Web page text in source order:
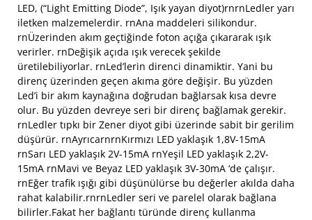
LED, (“Light Emitting Diode”, Işık yayan diyot)rnrnLedler yarı
iletken malzemelerdir. rnAna maddeleri silikondur.
rnÜzerinden akım geçtiğinde foton açığa çıkararak ışık
verirler. rnDeğişik açıda ışık verecek şekilde
üretilebiliyorlar. rnLed’lerin direnci dinamiktir. Yani bu
direnç üzerinden geçen akıma göre değişir. Bu yüzden
Led’i bir akım kaynağına doğrudan bağlarsak kısa devre
olur. Bu yüzden devreye seri bir direnç bağlamak gerekir.
rnLedler tıpkı bir Zener diyot gibi üzerinde sabit bir gerilim
düşürür. rnAyrıcarnrnKırmızı LED yaklaşık 1,8V-15mA
rnSarı LED yaklaşık 2V-15mA rnYeşil LED yaklaşık 2,2V-
15mA rnMavi ve Beyaz LED yaklaşık 3V-30mA ‘de çalışır.
rnEğer trafik ışığı gibi düşünülürse bu değerler akılda daha
rahat kalabilir.rnrnLedler seri ve parelel olarak bağlana
bilirler.Fakat her bağlantı türünde direnç kullanma